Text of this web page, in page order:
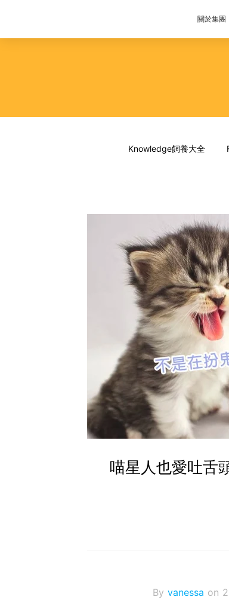
關於集團
Knowledge飼養大全
喵星人也愛吐舌
By vanessa on